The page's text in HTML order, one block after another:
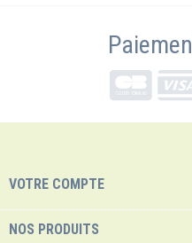
VOTRE COMPTE
NOS PRODUITS